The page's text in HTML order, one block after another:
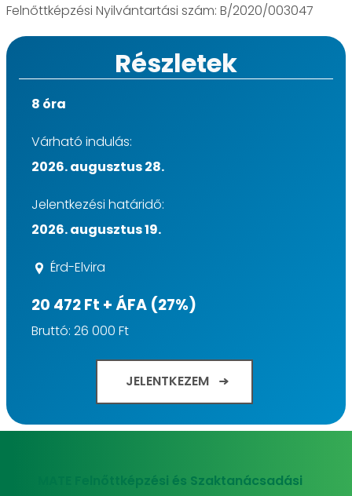
Felnőttképzési Nyilvántartási szám: B/2020/003047
Részletek
8 óra
Várható indulás:
2026. augusztus 28.
Jelentkezési határidő:
2026. augusztus 19.
Érd-Elvira
20 472 Ft + ÁFA (27%)
Bruttó: 26 000 Ft
JELENTKEZEM
MATE Felnőttképzési és Szaktanácsadási